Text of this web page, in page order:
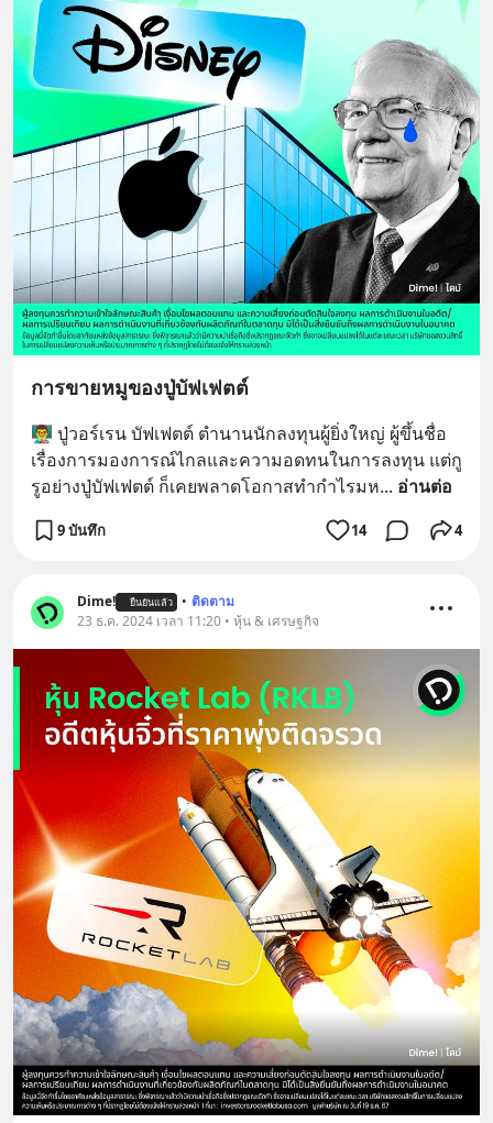
การขายหมูของปู่บัฟเฟตต์
👨‍🏫 ปู่วอร์เรน บัฟเฟตต์ ตำนานนักลงทุนผู้ยิ่งใหญ่ ผู้ขึ้นชื่อ
เรื่องการมองการณ์ไกลและความอดทนในการลงทุน แต่กู
รูอย่างปู่บัฟเฟตต์ ก็เคยพลาดโอกาสทำกำไรมห... อ่านต่อ
9 บันทึก 14 4
Dime! ยืนยันแล้ว • ติดตาม
23 ธ.ค. 2024 เวลา 11:20 • หุ้น & เศรษฐกิจ